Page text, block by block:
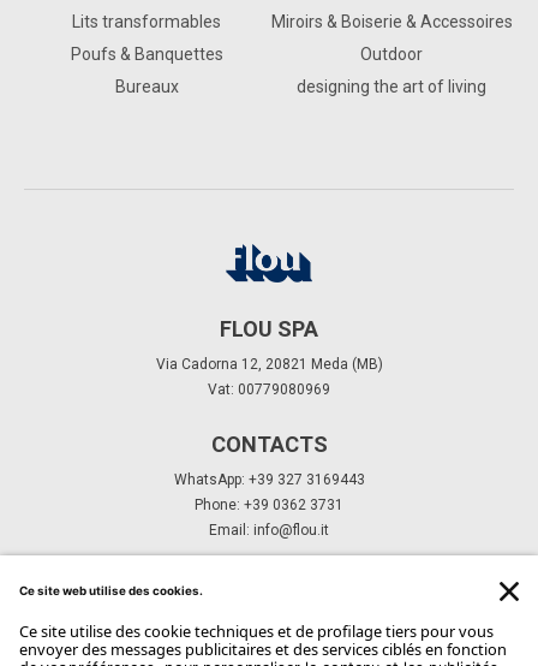
Lits transformables
Poufs & Banquettes
Bureaux
Miroirs & Boiserie & Accessoires
Outdoor
designing the art of living
FLOU SPA
Via Cadorna 12, 20821 Meda (MB)
Vat: 00779080969
CONTACTS
WhatsApp: +39 327 3169443
Phone: +39 0362 3731
Email: info@flou.it
ABONNEZ-VOUS À NOTRE NEWSLETTER